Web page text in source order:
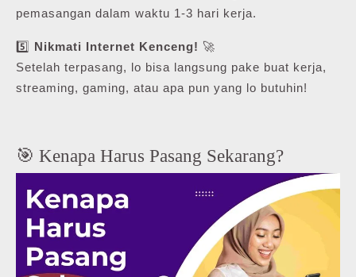
pemasangan dalam waktu 1-3 hari kerja.
5️⃣ Nikmati Internet Kenceng! 🚀
Setelah terpasang, lo bisa langsung pake buat kerja,
streaming, gaming, atau apa pun yang lo butuhin!
🎯 Kenapa Harus Pasang Sekarang?